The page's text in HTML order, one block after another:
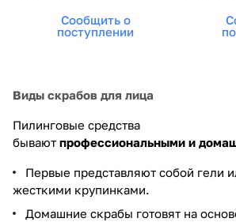
Сообщить о
поступлении
Виды скрабов для лица
Пилинговые средства
бывают профессиональными и
Первые представляют собой гели
жесткими крупинками.
Домашние скрабы готовят на